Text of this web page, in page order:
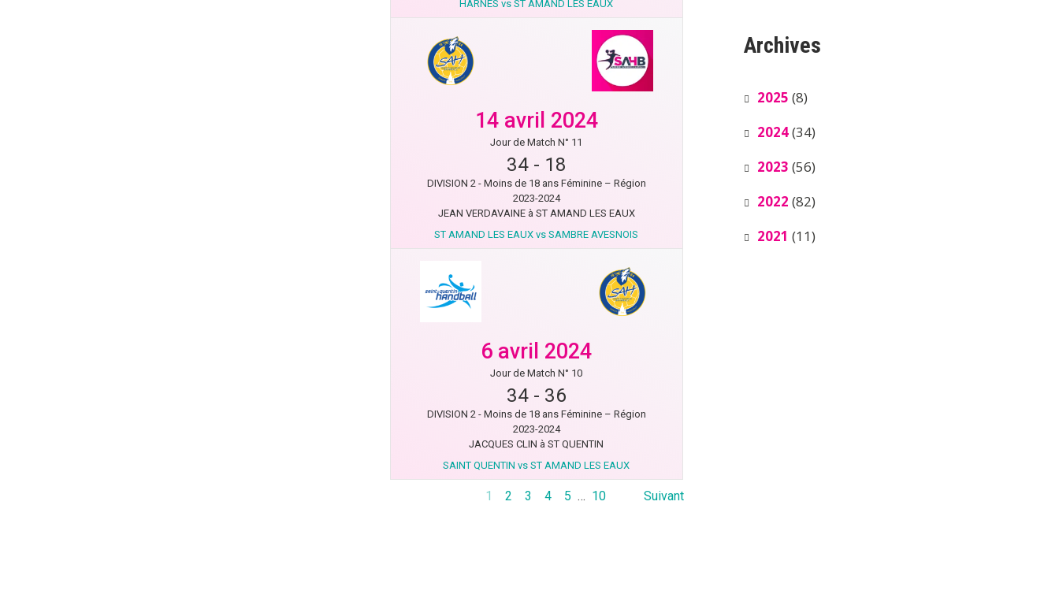
HARNES vs ST AMAND LES EAUX
14 avril 2024
Jour de Match N° 11
34- 18
DIVISION 2 - Moins de 18 ans Féminine – Région
2023-2024
JEAN VERDAVAINE à ST AMAND LES EAUX
ST AMAND LES EAUX vs SAMBRE AVESNOIS
6 avril 2024
Jour de Match N° 10
34- 36
DIVISION 2 - Moins de 18 ans Féminine – Région
2023-2024
JACQUES CLIN à ST QUENTIN
SAINT QUENTIN vs ST AMAND LES EAUX
1 2 3 4 5 … 10 Suivant
Archives
2025 (8)
2024(34)
2023 (56)
2022 (82)
2021 (11)